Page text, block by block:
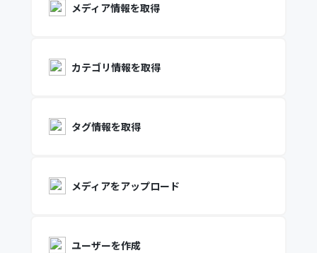
メディア情報を取得
カテゴリ情報を取得
タグ情報を取得
メディアをアップロード
ユーザーを作成